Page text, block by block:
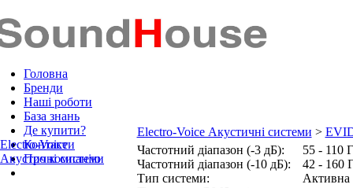
Головна
Бренди
Наші роботи
База знань
Де купити?
Контакти
Про компанію
Electro-Voice
Акустичні системи
Electro-Voice Акустичні системи >
Частотний діапазон (-3 дБ):
55 - 110
Частотний діапазон (-10 дБ):
42 - 160
Тип системи:
Активна